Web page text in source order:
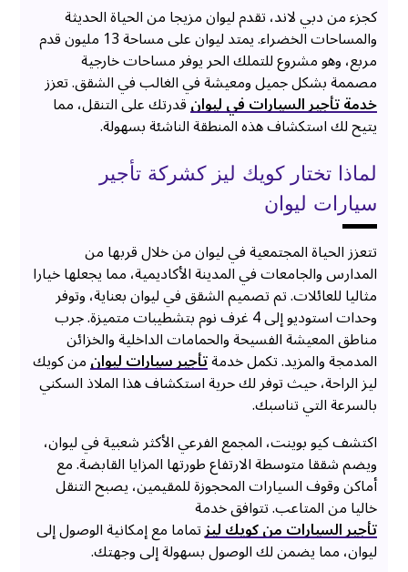
كجزء من دبي لاند، تقدم ليوان مزيجا من الحياة الحديثة
والمساحات الخضراء. يمتد ليوان على مساحة 13 مليون قدم
مربع، وهو مشروع للتملك الحر يوفر مساحات خارجية
مصممة بشكل جميل ومعيشة في الغالب في الشقق. تعزز
خدمة تأجير السيارات في ليوانقدرتك على التنقل، مما
يتيح لك استكشاف هذه المنطقة الناشئة بسهولة.
لماذا تختار كويك ليز كشركة تأجير
سيارات ليوان
تتعزز الحياة المجتمعية في ليوان من خلال قربها من
المدارس والجامعات في المدينة الأكاديمية، مما يجعلها خيارا
مثاليا للعائلات. تم تصميم الشقق في ليوان بعناية، وتوفر
وحدات استوديو إلى 4 غرف نوم بتشطيبات متميزة. جرب
مناطق المعيشة الفسيحة والحمامات الداخلية والخزائن
المدمجة والمزيد. تكمل خدمةتأجير سيارات ليوانمن كويك
ليز الراحة، حيث توفر لك حرية استكشاف هذا الملاذ السكني
بالسرعة التي تناسبك.
اكتشف كيو بوينت، المجمع الفرعي الأكثر شعبية في ليوان،
ويضم شققا متوسطة الارتفاع طورتها المزايا القابضة. مع
أماكن وقوف السيارات المحجوزة للمقيمين، يصبح التنقل
خاليا من المتاعب. تتوافق خدمة
تأجير السيارات من كويك ليزتماما مع إمكانية الوصول إلى
ليوان، مما يضمن لك الوصول بسهولة إلى وجهتك.